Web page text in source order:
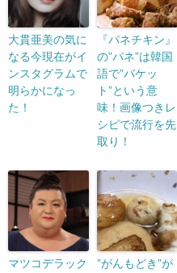
大貫亜美の気に
なる今現在がイ
ンスタグラムで
明らかになっ
た！
『パネチキン』
の”パネ”は韓国
語で”バケッ
ト”という意
味！画像つきレ
シピで流行を先
取り！
マツコデラック
”がんもどき”が